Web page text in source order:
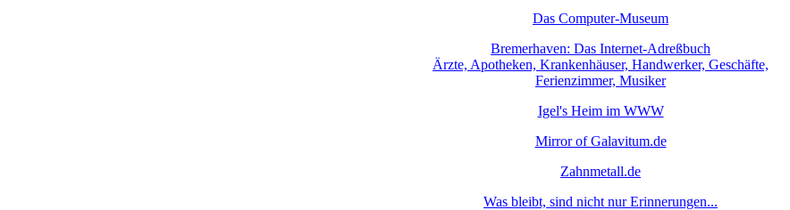
Das Computer-Museum
Bremerhaven: Das Internet-Adreßbuch
Ärzte, Apotheken, Krankenhäuser, Handwerker, Geschäfte,
Ferienzimmer, Musiker
Igel's Heim im WWW
Mirror of Galavitum.de
Zahnmetall.de
Was bleibt, sind nicht nur Erinnerungen...